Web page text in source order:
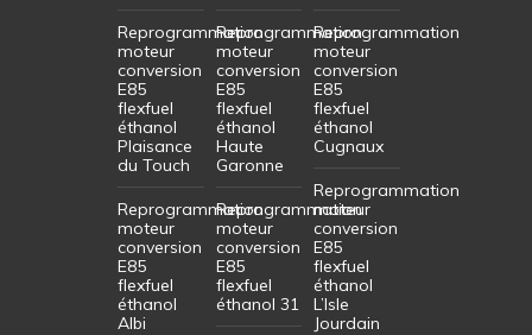
Reprogrammation
moteur
conversion
E85
flexfuel
éthanol
Plaisance
du Touch
Reprogrammation
moteur
conversion
E85
flexfuel
éthanol
Albi
Reprogrammation
moteur
conversion
E85
flexfuel
éthanol
Haute
Garonne
Reprogrammation
moteur
conversion
E85
flexfuel
éthanol 31
Reprogrammation
moteur
conversion
E85
flexfuel
éthanol
Cugnaux
Reprogrammation
moteur
conversion
E85
flexfuel
éthanol
L’Isle
Jourdain